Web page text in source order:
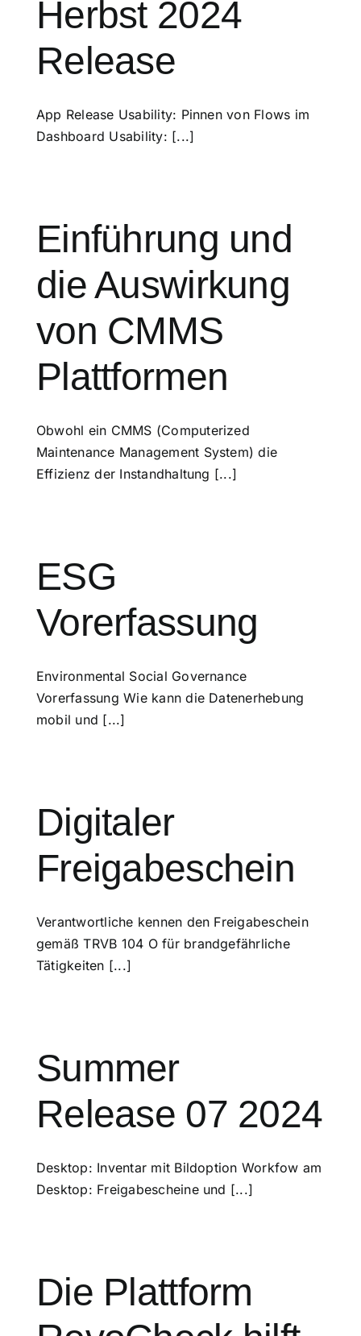
Herbst 2024
Release
App Release Usability: Pinnen von Flows im
Dashboard Usability: [...]
Einführung und
die Auswirkung
von CMMS
Plattformen
Obwohl ein CMMS (Computerized
Maintenance Management System) die
Effizienz der Instandhaltung [...]
ESG
Vorerfassung
Environmental Social Governance
Vorerfassung Wie kann die Datenerhebung
mobil und [...]
Digitaler
Freigabeschein
Verantwortliche kennen den Freigabeschein
gemäß TRVB 104 O für brandgefährliche
Tätigkeiten [...]
Summer
Release 07 2024
Desktop: Inventar mit Bildoption Workfow am
Desktop: Freigabescheine und [...]
Die Plattform